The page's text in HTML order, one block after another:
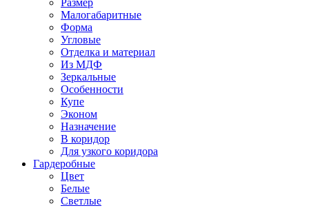
Размер
Малогабаритные
Форма
Угловые
Отделка и материал
Из МДФ
Зеркальные
Особенности
Купе
Эконом
Назначение
В коридор
Для узкого коридора
Гардеробные
Цвет
Белые
Светлые